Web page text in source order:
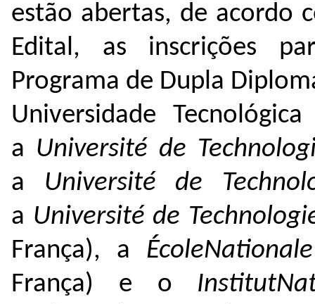
estão abertas, de acordo
Edital, as inscrições
Programa de Dupla
Universidade
a Université de
a Université de
a Université de
França), a
França) e o